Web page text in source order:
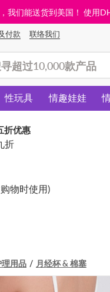
我们能送货到美国！ 使用
付款 联络我们
性玩具 情趣娃娃
折优惠
折
物时使用)
用品 月经杯 & 棉塞